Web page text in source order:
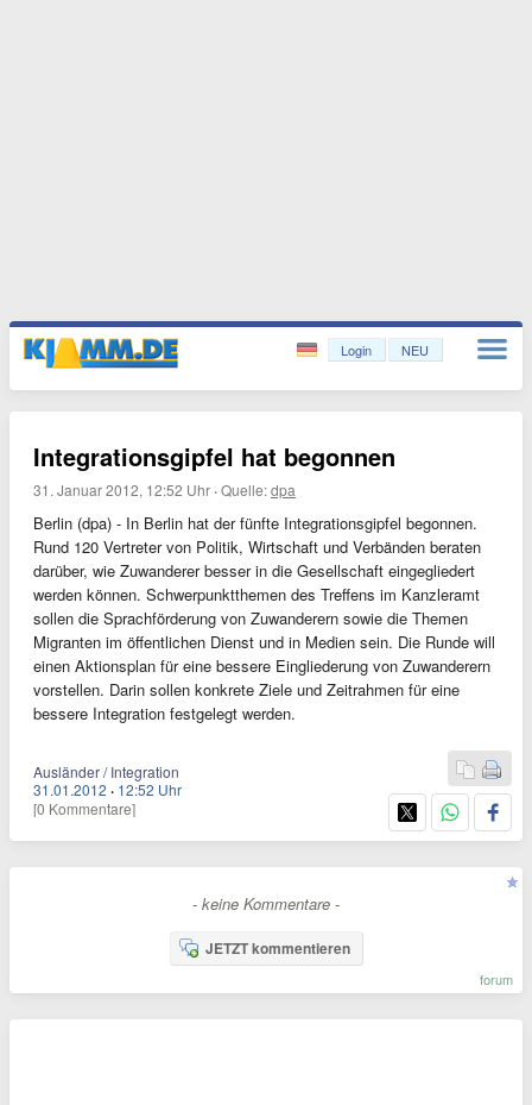
Login NEU
Integrationsgipfel hat begonnen
31. Januar 2012, 12:52 Uhr ·Quelle:dpa
Berlin (dpa) - In Berlin hat der fünfte Integrationsgipfel begonnen.
Rund 120 Vertreter von Politik, Wirtschaft und Verbänden beraten
darüber, wie Zuwanderer besser in die Gesellschaft eingegliedert
werden können. Schwerpunktthemen des Treffens im Kanzleramt
sollen die Sprachförderung von Zuwanderern sowie die Themen
Migranten im öffentlichen Dienst und in Medien sein. Die Runde will
einen Aktionsplan für eine bessere Eingliederung von Zuwanderern
vorstellen. Darin sollen konkrete Ziele und Zeitrahmen für eine
bessere Integration festgelegt werden.
Ausländer / Integration
31.01.2012 · 12:52 Uhr
[0 Kommentare]
- keine Kommentare -
JETZT kommentieren
forum